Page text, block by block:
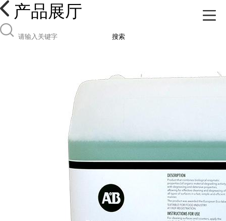
产品展厅
搜索